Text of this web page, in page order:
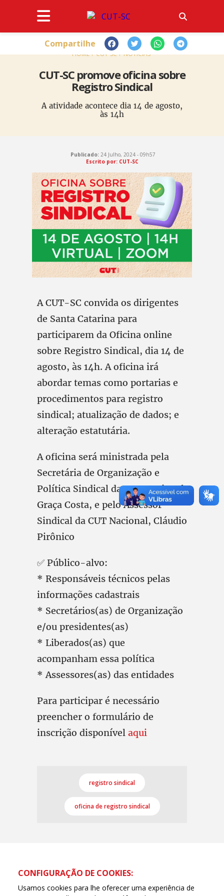
HOME CUT-SC NOTÍCIAS
CUT-SC promove oficina sobre
Registro Sindical
A atividade acontece dia 14 de agosto,
às 14h
Compartilhe
Publicado:24 Julho, 2024 - 09h57
Escrito por: CUT-SC
A CUT-SC convida os dirigentes
de Santa Catarina para
participarem da Oficina online
sobre Registro Sindical, dia 14 de
agosto, às 14h. A oficina irá
abordar temas como portarias e
procedimentos para registro
sindical; atualização de dados; e
alteração estatutária.
A oficina será ministrada pela
Secretária de Organização e
Política Sindical da CUT Nacional,
Graça Costa, e pelo Assessor
Sindical da CUT Nacional, Cláudio
Pirônico
✅ Público-alvo:
* Responsáveis técnicos pelas
informações cadastrais
* Secretários(as) de Organização
e/ou presidentes(as)
* Liberados(as) que
acompanham essa política
* Assessores(as) das entidades
Para participar é necessário
preencher o formulário de
inscrição disponível aqui
registro sindical
oficina de registro sindical
CONFIGURAÇÃO DE COOKIES:
Usamos cookies para lhe oferecer uma experiência de